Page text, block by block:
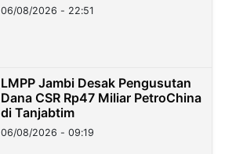
06/08/2026 - 22:51
LMPP Jambi Desak Pengusutan
Dana CSR Rp47 Miliar PetroChina
di Tanjabtim
06/08/2026 - 09:19